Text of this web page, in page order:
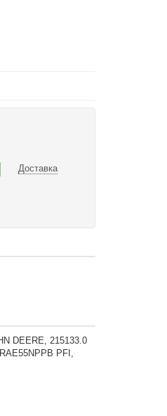
Доставка
DEERE, 215133.0
PFI,